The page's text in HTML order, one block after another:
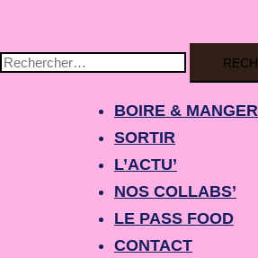
BOIRE & MANGER
SORTIR
L’ACTU’
NOS COLLABS’
LE PASS FOOD
CONTACT